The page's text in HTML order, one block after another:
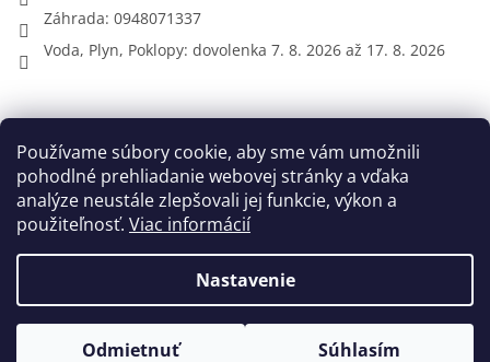
Používame súbory cookie, aby sme vám umožnili
pohodlné prehliadanie webovej stránky a vďaka
analýze neustále zlepšovali jej funkcie, výkon a
použiteľnosť. Viac informácií
Nastavenie
Odmietnuť Súhlasím
Záhrada: 0948071337
Voda, Plyn, Poklopy: dovolenka 7. 8. 2026 až 17. 8. 2026
Vytvoril Shoptet
Copyright 2026FAMU.sk . Všetky práva vyhradené.